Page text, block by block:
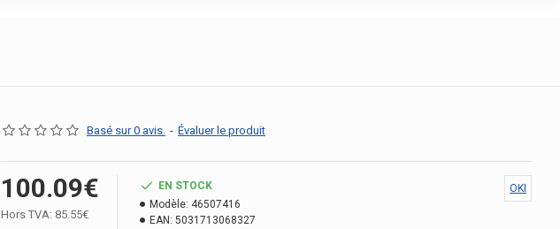
Basé sur 0 avis. - Évaluer le produit
100.09€
Hors TVA: 85.55€
EN STOCK
Modèle: 46507416
EAN: 5031713068327
OKI